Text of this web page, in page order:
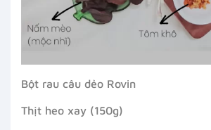
Bột rau câu dẻo Rovin
Thịt heo xay (150g)